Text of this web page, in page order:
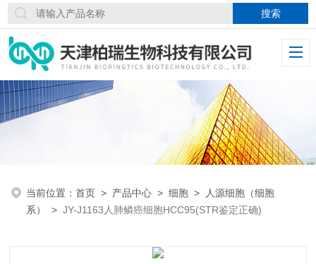
当前位置：首页 > 产品中心 >细胞 >
人源细胞（细胞
系）
>JY-J1163人肺鳞癌细胞HCC95(STR鉴定正确)